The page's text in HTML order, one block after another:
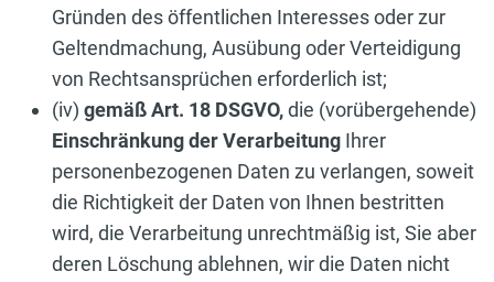
Gründen des öffentlichen Interesses oder zur
Geltendmachung, Ausübung oder Verteidigung
von Rechtsansprüchen erforderlich ist;
(iv) gemäß Art. 18 DSGVO,die (vorübergehende)
Einschränkung der Verarbeitung Ihrer
personenbezogenen Daten zu verlangen, soweit
die Richtigkeit der Daten von Ihnen bestritten
wird, die Verarbeitung unrechtmäßig ist, Sie aber
deren Löschung ablehnen, wir die Daten nicht